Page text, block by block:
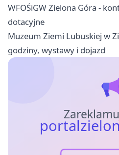
WFOŚiGW Zielona Góra -
dotacyjne
Muzeum Ziemi Lubuskiej w
godziny, wystawy i dojazd